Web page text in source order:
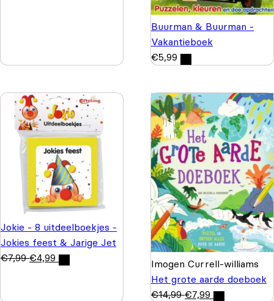
Buurman & Buurman -
Vakantieboek
€5,99
Jokie - 8 uitdeelboekjes -
Jokies feest & Jarige Jet
€7,99 €4,99
Imogen Currell-williams
Het grote aarde doeboek
€14,99 €7,99